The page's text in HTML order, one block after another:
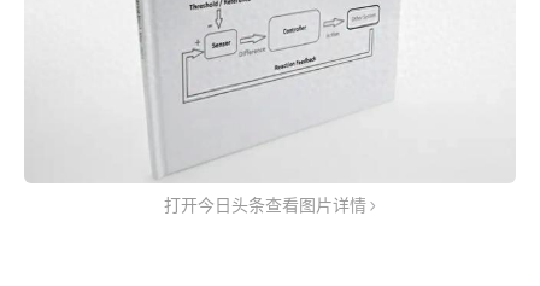
打开今日头条查看图片详情